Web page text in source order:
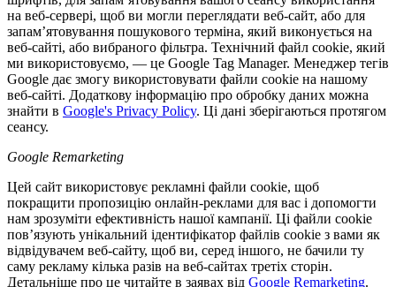
на веб-сервері, щоб ви могли переглядати веб-сайт, або для
запам’ятовування пошукового терміна, який виконується на
веб-сайті, або вибраного фільтра. Технічний файл cookie, який
ми використовуємо, — це Google Tag Manager. Менеджер тегів
Google дає змогу використовувати файли cookie на нашому
веб-сайті. Додаткову інформацію про обробку даних можна
знайти в Google's Privacy Policy. Ці дані зберігаються протягом
сеансу.
Google Remarketing
Цей сайт використовує рекламні файли cookie, щоб
покращити пропозицію онлайн-реклами для вас і допомогти
нам зрозуміти ефективність нашої кампанії. Ці файли cookie
пов’язують унікальний ідентифікатор файлів cookie з вами як
відвідувачем веб-сайту, щоб ви, серед іншого, не бачили ту
саму рекламу кілька разів на веб-сайтах третіх сторін.
Детальніше про це читайте в заявах від Google Remarketing.